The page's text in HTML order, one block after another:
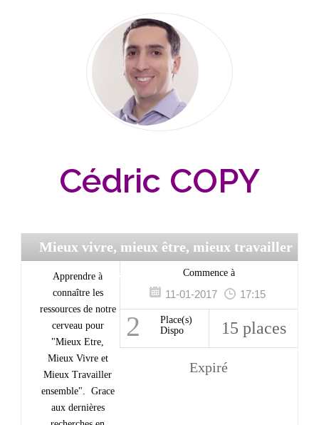
Cédric COPY
Mieux vivre, mieux être, mieux travailler
/ Gestion du stress
Apprendre à
connaître les
ressources de notre
cerveau pour
"Mieux Etre,
Mieux Vivre et
Mieux Travailler
ensemble". Grace
aux dernières
Commence à
11-01-2017 17:15
2
Place(s)
Dispo
15 places
Expiré